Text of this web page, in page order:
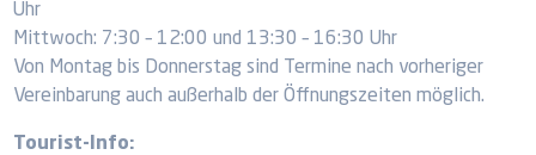
Uhr
Mittwoch: 7:30 – 12:00 und 13:30 – 16:30 Uhr
Von Montag bis Donnerstag sind Termine nach vorheriger
Vereinbarung auch außerhalb der Öffnungszeiten möglich.
Tourist-Info: